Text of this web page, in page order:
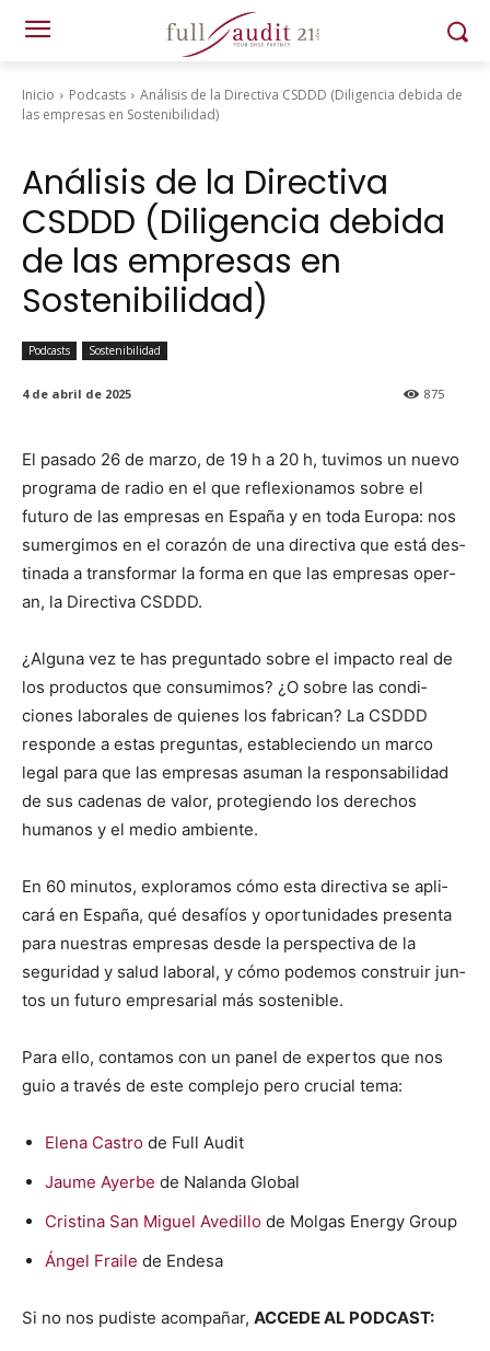
Inicio Podcasts
Análisis de la Directiva CSDDD (Diligencia debida de
las empresas en Sostenibilidad)
Análisis de la Directiva
CSDDD (Diligencia debida
de las empresas en
Sostenibilidad)
Podcasts Sostenibilidad
4 de abril de 2025 875
El pasa­do 26 de mar­zo, de 19 h a 20 h, tuvi­mos un nue­vo
pro­gra­ma de radio en el que reflex­ion­amos sobre el
futuro de las empre­sas en España y en toda Europa: nos
sumergi­mos en el corazón de una direc­ti­va que está des­
ti­na­da a trans­for­mar la for­ma en que las empre­sas oper­
an, la Direc­ti­va CSDDD.
¿Algu­na vez te has pre­gun­ta­do sobre el impacto real de
los pro­duc­tos que con­sum­i­mos? ¿O sobre las condi­
ciones lab­o­rales de quienes los fab­ri­can? La CSDDD
responde a estas pre­gun­tas, estable­cien­do un mar­co
legal para que las empre­sas asuman la respon­s­abil­i­dad
de sus cade­nas de val­or, pro­te­gien­do los dere­chos
humanos y el medio ambi­ente.
En 60 min­u­tos, explo­ramos cómo esta direc­ti­va se apli­
cará en España, qué desafíos y opor­tu­nidades pre­sen­ta
para nues­tras empre­sas des­de la per­spec­ti­va de la
seguri­dad y salud lab­o­ral, y cómo podemos con­stru­ir jun­
tos un futuro empre­sar­i­al más sostenible.
Para ello, con­ta­mos con un pan­el de exper­tos que nos
guio a través de este com­ple­jo pero cru­cial tema:
Ele­na Cas­tro de Full Audit
Jaume Ayerbe de Nalan­da Glob­al
Cristi­na San Miguel Avedil­lo de Mol­gas Ener­gy Group
Ángel Fraile de Ende­sa
Si no nos pud­iste acom­pañar, ACCEDE AL PODCAST: